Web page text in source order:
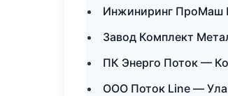
Инжиниринг ПроМаш
Завод Комплект
ПК Энерго Поток —
ООО Поток Line —